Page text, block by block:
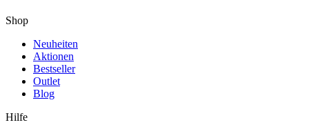
Shop
Neuheiten
Aktionen
Bestseller
Outlet
Blog
Hilfe